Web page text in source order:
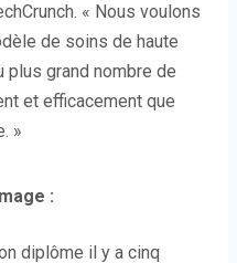
« Nous voulons
de soins de haute
plus grand nombre de
et efficacement que
»
:
diplôme il y a cinq